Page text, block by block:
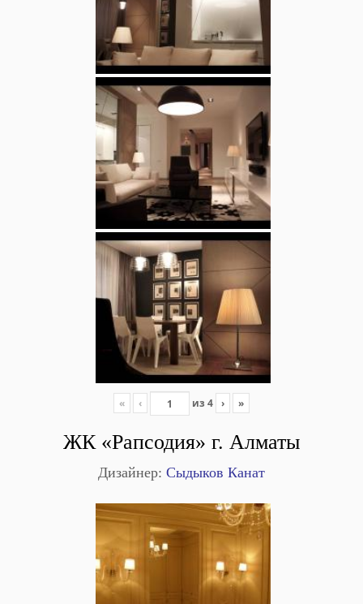
« ‹ из 4 › »
ЖК «Рапсодия» г. Алматы
Дизайнер: Сыдыков Канат